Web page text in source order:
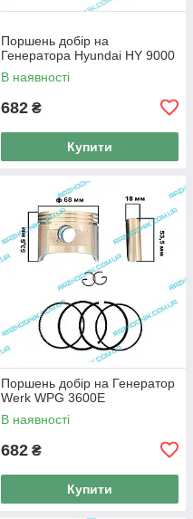
Поршень добір на
Генератора Hyundai HY 9000
В наявності
682 ₴
Купити
Поршень добір на Генератор
Werk WPG 3600E
В наявності
682 ₴
Купити